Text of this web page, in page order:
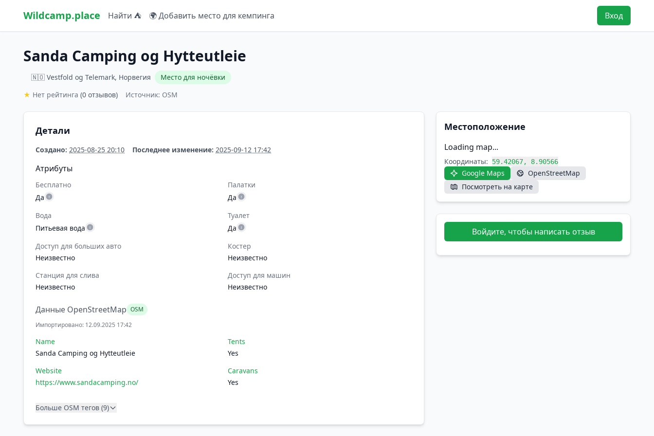
Wildcamp.place Найти ⛺ 🌍 Добавить место для кемпинга Вход
Sanda Camping og Hytteutleie
🇳🇴 Vestfold og Telemark, Норвегия
Место для ночёвки
★ Нет рейтинга (0 отзывов) Источник: OSM
Детали
Создано: 2025-08-25 20:10 Последнее изменение: 2025-09-12 17:42
Атрибуты
Бесплатно
Да
Палатки
Да
Вода
Питьевая вода
Туалет
Да
Доступ для больших авто
Неизвестно
Костер
Неизвестно
Станция для слива
Неизвестно
Доступ для машин
Неизвестно
Данные OpenStreetMap OSM
Импортировано: 12.09.2025 17:42
Name
Sanda Camping og Hytteutleie
Tents
Yes
Website
https://www.sandacamping.no/
Caravans
Yes
Больше OSM тегов (9)
Местоположение
Loading map...
Координаты: 59.42067, 8.90566
Google Maps
OpenStreetMap
Посмотреть на карте
Войдите, чтобы написать отзыв